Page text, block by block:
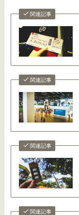
関連記事
関連記事
関連記事
関連記事